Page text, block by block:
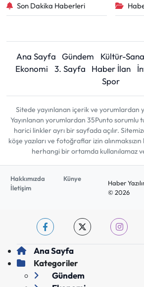
Son Dakika Haberleri
Ana Sayfa Gündem Kültür-
Ekonomi
3. Sayfa Haber İlan
Spor
Sitede yayınlanan içerik ve yorumlardan
Yayınlanan yorumlardan 35Punto sorumlu
harici linkler ayrı bir sayfada açılır.
köşe yazıları ve fotoğraflar izin
herhangi bir ortamda kullanılamaz
Hakkımızda
Künye
İletişim
Haber
© 2026
Ana Sayfa
Kategoriler
Gündem